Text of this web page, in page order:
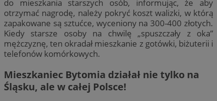
do mieszkania starszych osób, informując, że aby
otrzymać nagrodę, należy pokryć koszt walizki, w którą
zapakowane są sztućce, wyceniony na 300-400 złotych.
Kiedy starsze osoby na chwilę „spuszczały z oka”
mężczyznę, ten okradał mieszkanie z gotówki, biżuterii i
telefonów komórkowych.
Mieszkaniec Bytomia działał nie tylko na
Śląsku, ale w całej Polsce!